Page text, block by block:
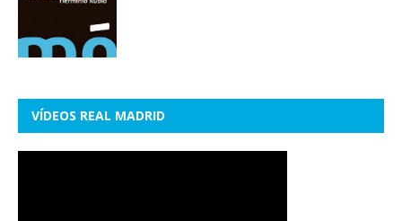
VÍDEOS REAL MADRID